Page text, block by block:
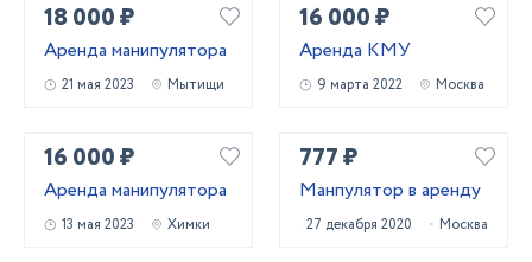
18 000 ₽
Аренда манипулятора
21 мая 2023 Мытищи
16 000 ₽
Аренда КМУ
9 марта 2022 Москва
16 000 ₽
Аренда манипулятора
13 мая 2023 Химки
777 ₽
Манпулятор в аренду
27 декабря 2020 Москва